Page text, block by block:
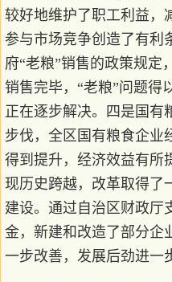
较好地维护了职工利益，
参与市场竞争创造了有利
府“老粮”销售的政策规定
销售完毕，“老粮”问题得
正在逐步解决。四是国有
步伐，全区国有粮食企业
得到提升，经济效益有所
现历史跨越，改革取得了
建设。通过自治区财政厅
金，新建和改造了部分企
一步改善，发展后劲进一